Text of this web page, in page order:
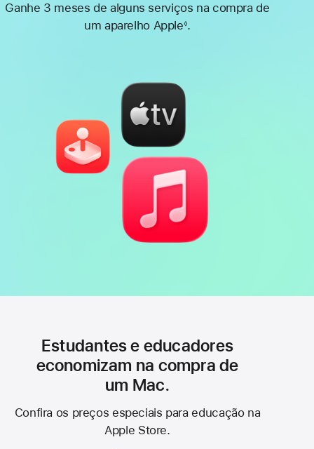
Ganhe 3 meses de alguns serviços na compra de
um aparelho Apple◊.
Estudantes e educadores
economizam na compra de
um Mac.
Confira os preços especiais para educação na
Apple Store.